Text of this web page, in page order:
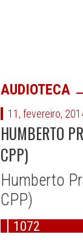
AUDIOTECA
11, fevereiro,
HUMBERTO
CPP)
Humberto
CPP)
1072